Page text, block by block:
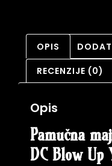
OPIS
RECENZIJE (0)
Opis
Pamučna
DC Blow Up